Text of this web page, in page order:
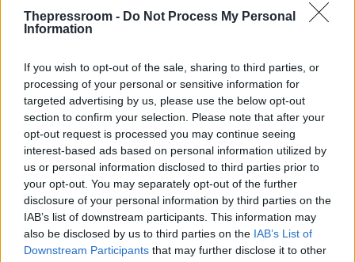
Thepressroom - Do Not Process My Personal
Information
If you wish to opt-out of the sale, sharing to third parties, or
processing of your personal or sensitive information for
targeted advertising by us, please use the below opt-out
section to confirm your selection. Please note that after your
opt-out request is processed you may continue seeing
interest-based ads based on personal information utilized by
us or personal information disclosed to third parties prior to
your opt-out. You may separately opt-out of the further
disclosure of your personal information by third parties on the
IAB’s list of downstream participants. This information may
also be disclosed by us to third parties on the IAB’s List of
Downstream Participants that may further disclose it to other
28/01/2026 - 21:27
Μάχη για τη ζωή δίνει βρέφος 5 ημερών
στο Ηράκλειο – Η μεγάλη κινητοποίηση
από τη Ρόδο στην Κρήτη
Ώρες αγωνίας επικρατούν για ένα
νεογέννητο αγοράκι, μόλις πέντε ημερών, το
οποίο νοσηλεύεται διασωληνωμένο στη
Μονάδα Εντατικής Θεραπείας Νεογνών του
Βενιζέλειου Νοσοκομείου.